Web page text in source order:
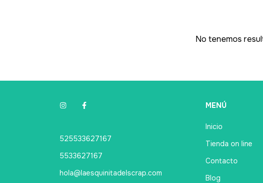
No tenemos
525533627167
5533627167
hola@laesquinitadelscrap.com
MENÚ
Inicio
Tienda on line
Contacto
Blog